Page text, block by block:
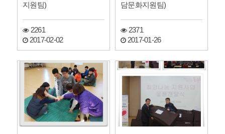
지원팀)
2261
2017-02-02
담문화지원팀)
2371
2017-01-26